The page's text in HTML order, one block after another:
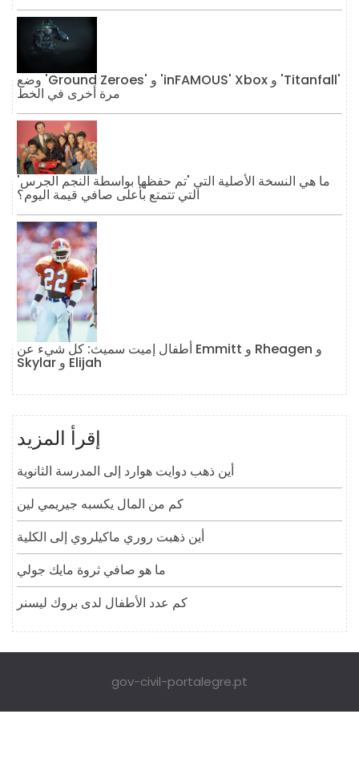
وضع 'Ground Zeroes' و 'inFAMOUS' Xbox و 'Titanfall'
مرة أخرى في الخط
ما هي النسخة الأصلية التي 'تم حفظها بواسطة النجم الجرس'
التي تتمتع بأعلى صافي قيمة اليوم؟
أطفال إميت سميث: كل شيء عن Emmitt و Rheagen و
Skylar و Elijah
إقرأ المزيد
أين ذهب دوايت هوارد إلى المدرسة الثانوية
كم من المال يكسبه جيريمي لين
أين ذهبت روري ماكيلروي إلى الكلية
ما هو صافي ثروة مايك جولي
كم عدد الأطفال لدى بروك ليسنر
gov-civil-portalegre.pt